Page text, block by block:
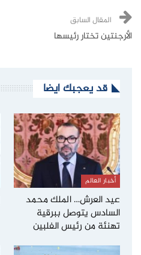
المقال السابق
الأرجنتين تختار رئيسها
قد يعجبك ايضا
أخبار العالم
عيد العرش… الملك محمد
السادس يتوصل ببرقية
تهنئة من رئيس الفلبين